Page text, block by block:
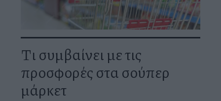
Τι συμβαίνει με τις
προσφορές στα σούπερ
μάρκετ